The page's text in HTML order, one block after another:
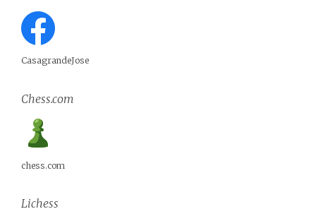
CasagrandeJose
Chess.com
chess.com
Lichess